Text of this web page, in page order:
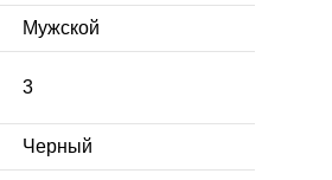
Мужской
3
Черный